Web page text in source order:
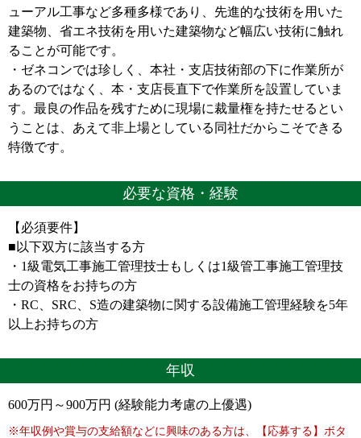
ューアル工事など多種多様であり、先進的な技術を用いた
建築物、省エネ技術を用いた建築物など幅広い技術に触れ
ることが可能です。
・ゼネコンでは珍しく、本社・支店技術部の下に作業所が
あるのではなく、本・支店長直下で作業所を設置していま
す。最良の作品を残すために現場に裁量権を持たせるとい
うことは、あえて非上場としている同社だからこそできる
特徴です。
必要な資格・経験
【必須要件】
■以下双方に該当する方
・1級電気工事施工管理技士もしくは1級管工事施工管理技
士の資格をお持ちの方
・RC、SRC、S造の建築物に関する設備施工管理経験を5年
以上お持ちの方
年収
600万円～900万円 (経験能力考慮の上優遇)
※年収例や賞与の支給額などに興味のある方は、【応募する】ボタ